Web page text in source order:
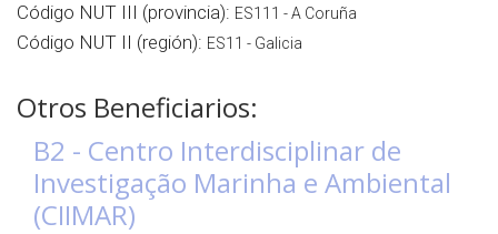
Código NUT III (provincia): ES111 - A Coruña
Código NUT II (región): ES11 - Galicia
Otros Beneficiarios:
B2 - Centro Interdisciplinar de
Investigação Marinha e Ambiental
(CIIMAR)